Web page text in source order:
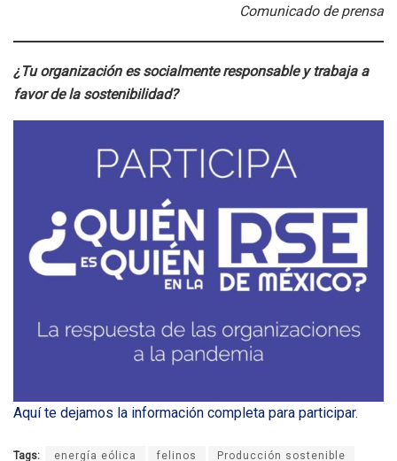
Comunicado de prensa
¿Tu organización es socialmente responsable y trabaja a
favor de la sostenibilidad?
Aquí te dejamos la información completa para participar.
Tags: energía eólica felinos Producción sostenible